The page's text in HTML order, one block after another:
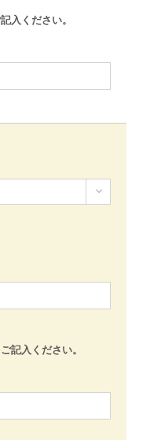
入ください。

記入ください。